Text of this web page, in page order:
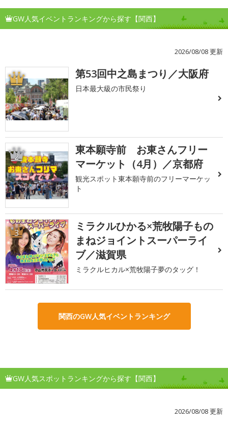
GW人気イベントランキングから探す【関西】
2026/08/08 更新
1 第53回中之島まつり／大阪府
日本最大級の市民祭り
2
東本願寺前 お東さんフリー
マーケット（4月）／京都府
観光スポット東本願寺前のフリーマーケッ
ト
3
ミラクルひかる×荒牧陽子もの
まねジョイントスーパーライ
ブ／滋賀県
ミラクルヒカル×荒牧陽子夢のタッグ！
関西のGW人気イベントランキング
GW人気スポットランキングから探す【関西】
2026/08/08 更新